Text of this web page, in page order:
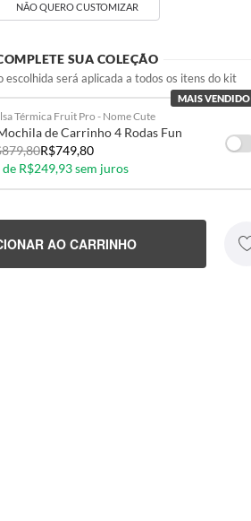
[Seu Nome]
NÃO QUERO CUSTOMIZAR
SUA COLEÇÃO
escolhida será aplicada a todos os itens do kit
MAIS VENDIDO
Térmica Fruit Pro - Nome Cute
de Carrinho 4 Rodas Fun
R$749,80
de R$249,93 sem juros
AO CARRINHO